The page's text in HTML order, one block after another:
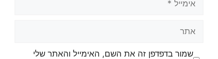
שמור בדפדפן זה את השם, האימייל והאתר שלי